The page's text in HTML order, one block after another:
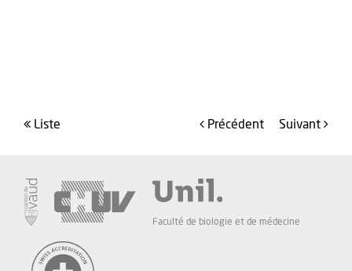
liste précédent suivant
Faculté de biologie et de médecine